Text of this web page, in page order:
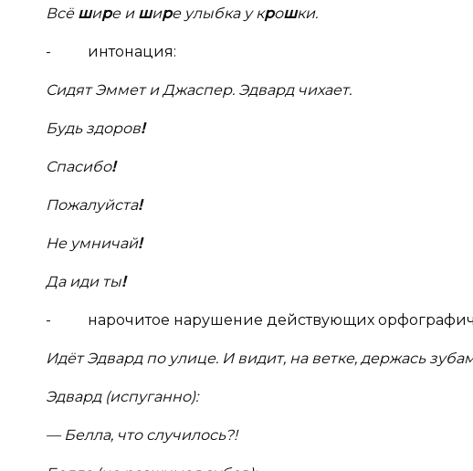
Всё шире и шире улыбка у крошки.
- интонация:
Сидят Эммет и Джаспер. Эдвард чихает.
Будь здоров!
Спасибо!
Пожалуйста!
Не умничай!
Да иди ты!
- нарочитое нарушение действующих
Идёт Эдвард по улице. И видит, на ветке, держась
Эдвард (испуганно):
— Белла, что случилось?!